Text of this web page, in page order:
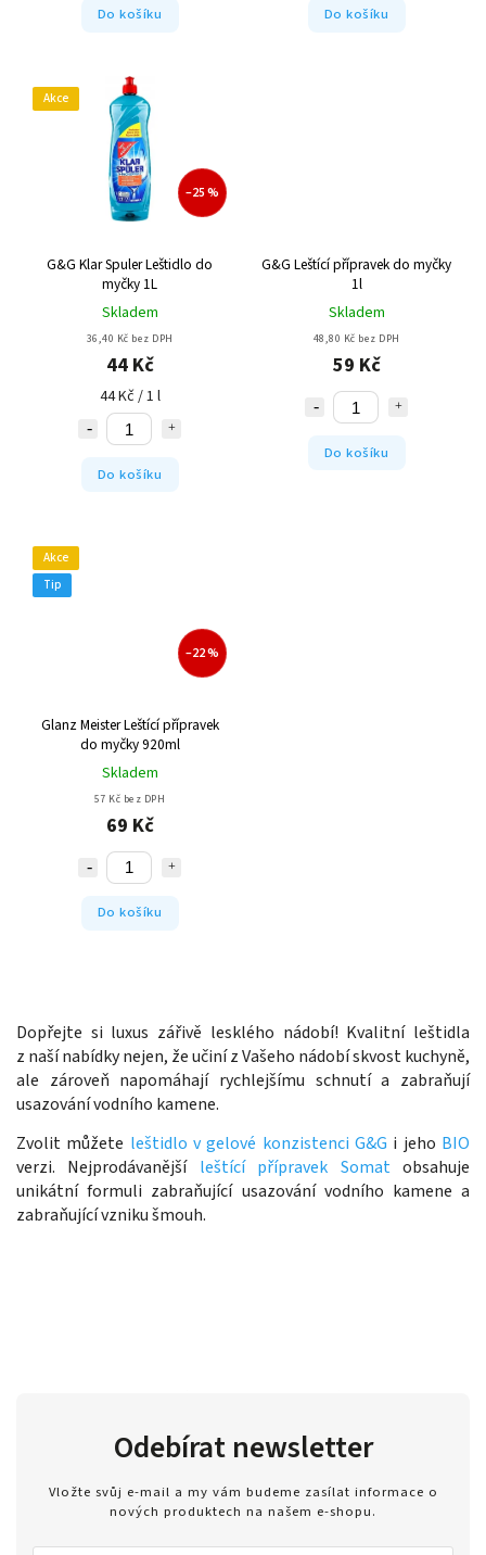
Do košíku Do košíku
Akce
–25 %
G&G Klar Spuler Leštidlo do
myčky 1L
Skladem
36,40 Kč bez DPH
44 Kč
44 Kč / 1 l
Do košíku
G&G Leštící přípravek do myčky
1l
Skladem
48,80 Kč bez DPH
59 Kč
Do košíku
Akce
Tip
–22 %
Glanz Meister Leštící přípravek
do myčky 920ml
Skladem
57 Kč bez DPH
69 Kč
Do košíku
Dopřejte si luxus zářivě lesklého nádobí! Kvalitní leštidla
z naší nabídky nejen, že učiní z Vašeho nádobí skvost kuchyně,
ale zároveň napomáhají rychlejšímu schnutí a zabraňují
usazování vodního kamene.
Zvolit můžete leštidlo v gelové konzistenci G&G i jeho BIO
verzi. Nejprodávanější leštící přípravek Somatobsahuje
unikátní formuli zabraňující usazování vodního kamene a
zabraňující vzniku šmouh.
Odebírat newsletter
Vložte svůj e-mail a my vám budeme zasílat informace o
nových produktech na našem e-shopu.